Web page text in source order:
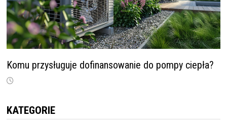
Komu przysługuje dofinansowanie do pompy ciepła?
KATEGORIE